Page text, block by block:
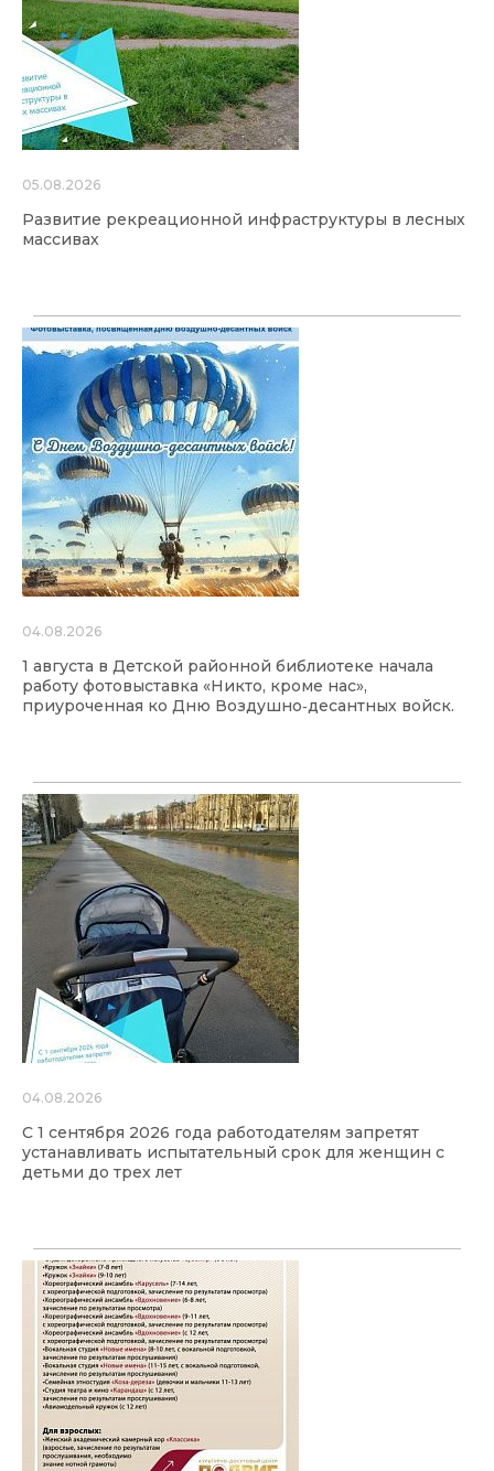
05.08.2026
Развитие рекреационной инфраструктуры в лесных
массивах
04.08.2026
1 августа в Детской районной библиотеке начала
работу фотовыставка «Никто, кроме нас»,
приуроченная ко Дню Воздушно‑десантных войск.
04.08.2026
С 1 сентября 2026 года работодателям запретят
устанавливать испытательный срок для женщин с
детьми до трех лет